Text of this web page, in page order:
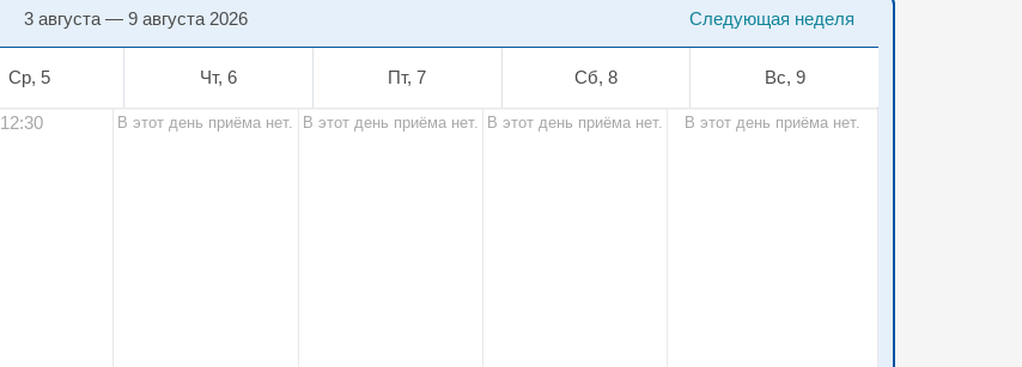
Следующая неделя
3 августа — 9 августа 2026
Ср, 5 Чт, 6 Пт, 7 Сб, 8 Вс, 9
12:30 В этот день приёма нет. В этот день приёма нет. В этот день приёма нет. В этот день приёма нет.